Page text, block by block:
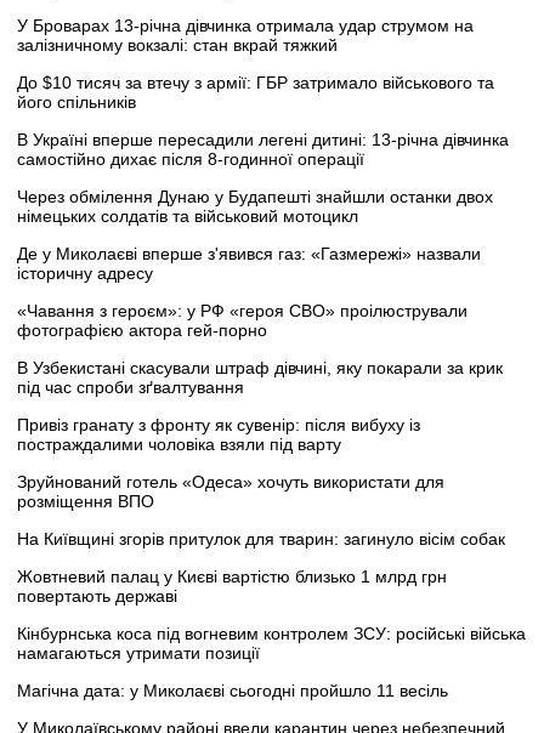
У Броварах 13-річна дівчинка отримала удар струмом на
залізничному вокзалі: стан вкрай тяжкий
До $10 тисяч за втечу з армії: ГБР затримало військового та
його спільників
В Україні вперше пересадили легені дитині: 13-річна дівчинка
самостійно дихає після 8-годинної операції
Через обмілення Дунаю у Будапешті знайшли останки двох
німецьких солдатів та військовий мотоцикл
Де у Миколаєві вперше з'явився газ: «Газмережі» назвали
історичну адресу
«Чавання з героєм»: у РФ «героя СВО» проілюстрували
фотографією актора гей-порно
В Узбекистані скасували штраф дівчині, яку покарали за крик
під час спроби зґвалтування
Привіз гранату з фронту як сувенір: після вибуху із
постраждалими чоловіка взяли під варту
Зруйнований готель «Одеса» хочуть використати для
розміщення ВПО
На Київщині згорів притулок для тварин: загинуло вісім собак
Жовтневий палац у Києві вартістю близько 1 млрд грн
повертають державі
Кінбурнська коса під вогневим контролем ЗСУ: російські війська
намагаються утримати позиції
Магічна дата: у Миколаєві сьогодні пройшло 11 весіль
У Миколаївському районі ввели карантин через небезпечний